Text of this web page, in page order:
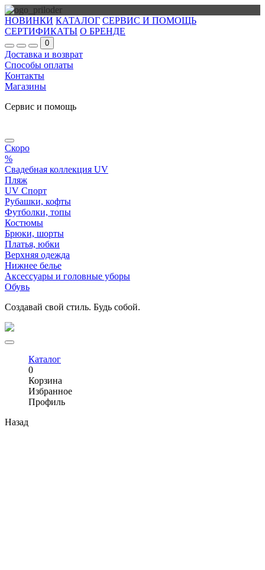
НОВИНКИ КАТАЛОГ СЕРВИС И ПОМОЩЬ
СЕРТИФИКАТЫ О БРЕНДЕ
0
Доставка и возврат
Способы оплаты
Контакты
Магазины
Сервис и помощь
Скоро
%
Свадебная коллекция UV
Пляж
UV Спорт
Рубашки, кофты
Футболки, топы
Костюмы
Брюки, шорты
Платья, юбки
Верхняя одежда
Нижнее белье
Аксессуары и головные уборы
Обувь
Создавай свой стиль. Будь собой.
Каталог
0
Корзина
Избранное
Профиль
Назад